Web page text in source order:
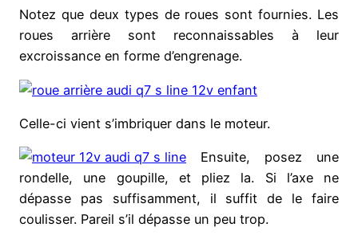
Notez que deux types de roues sont fournies. Les
roues arrière sont reconnaissables à leur
excroissance en forme d’engrenage.
Celle-ci vient s’imbriquer dans le moteur.
Ensuite, posez une
rondelle, une goupille, et pliez la. Si l’axe ne
dépasse pas suffisamment, il suffit de le faire
coulisser. Pareil s’il dépasse un peu trop.